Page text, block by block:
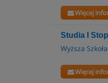
Więcej
Studia I
Wyższa
Więcej